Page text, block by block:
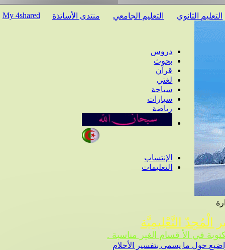
الثانوي التعليم الجامعي منتدى الأساتذة My 4shared
دروس
بحوث
قرآن
لغتي
سياحة
سيارات
رياضة
الإنتساب
التعليمات
التَّعْلِيمِيَّة
في الأ قسام الغير مناسبة .
حول ما يسمى بتفسير الأحلام